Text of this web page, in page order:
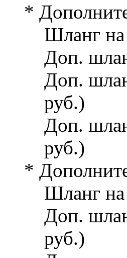
*
Шланг на
Доп.
Доп.
руб.)
Доп.
руб.)
*
Шланг на
Доп.
руб.)